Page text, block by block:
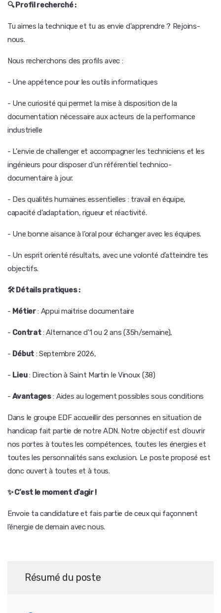
🔍 Profil recherché :
Tu aimes la technique et tu as envie d'apprendre ? Rejoins-
nous.
Nous recherchons des profils avec :
- Une appétence pour les outils informatiques
- Une curiosité qui permet la mise à disposition de la
documentation nécessaire aux acteurs de la performance
industrielle
- L'envie de challenger et accompagner les techniciens et les
ingénieurs pour disposer d'un référentiel technico-
documentaire à jour.
- Des qualités humaines essentielles : travail en équipe,
capacité d’adaptation, rigueur et réactivité.
- Une bonne aisance à l’oral pour échanger avec les équipes.
- Un esprit orienté résultats, avec une volonté d’atteindre tes
objectifs.
🛠️ Détails pratiques :
- Métier: Appui maitrise documentaire
- Contrat: Alternance d'1 ou 2 ans (35h/semaine),
- Début: Septembre 2026,
- Lieu: Direction à Saint Martin le Vinoux (38)
-Avantages: Aides au logement possibles sous conditions
Dans le groupe EDF accueillir des personnes en situation de
handicap fait partie de notre ADN. Notre objectif est d’ouvrir
nos portes à toutes les compétences, toutes les énergies et
toutes les personnalités sans exclusion. Le poste proposé est
donc ouvert à toutes et à tous.
✨ C’est le moment d’agir !
Envoie ta candidature et fais partie de ceux qui façonnent
l’énergie de demain avec nous.
Résumé du poste